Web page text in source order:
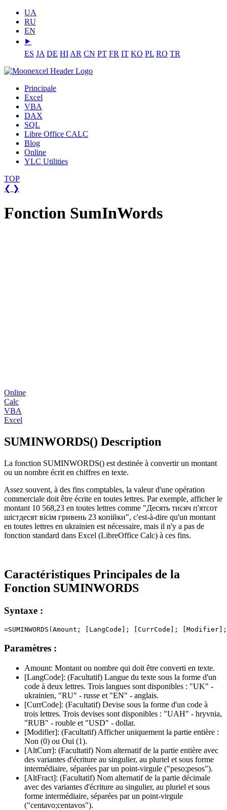
UA
RU
EN
⯈
ES JA DE HI AR CN PT FR IT KO PL RO TR
Principale
Excel
VBA
DAX
SQL
Libre Office CALC
Blog
Online
YLC Utilities
TOP
❮ ❯
Fonction SumInWords
Online
Calc
VBA
Excel
SUMINWORDS() Description
La fonction SUMINWORDS() est destinée à convertir un montant
ou un nombre écrit en chiffres en texte.
Assez souvent, à des fins comptables, la valeur d'une opération
commerciale doit être écrite en toutes lettres. Par exemple, afficher le
montant 10 568,23 en toutes lettres comme "Десять тисяч п'ятсот
шістдесят вісім гривень 23 копійки", c'est-à-dire qu'un montant
en toutes lettres en ukrainien est nécessaire, mais il n'y a pas de
fonction standard dans Excel (LibreOffice Calc) à ces fins.
Caractéristiques Principales de la
Fonction SUMINWORDS
Syntaxe :
Paramètres :
Amount: Montant ou nombre qui doit être converti en texte.
[LangCode]: (Facultatif) Langue du texte sous la forme d'un
code à deux lettres. Trois langues sont disponibles : "UK" -
ukrainien, "RU" - russe et "EN" - anglais.
[CurrCode]: (Facultatif) Devise sous la forme d'un code à
trois lettres. Trois devises sont disponibles : "UAH" - hryvnia,
"RUB" - rouble et "USD" - dollar.
[Modifier]: (Facultatif) Afficher uniquement la partie entière :
Non (0) ou Oui (1).
[AltCurr]: (Facultatif) Nom alternatif de la partie entière avec
des variantes d'écriture au singulier, au pluriel et sous forme
intermédiaire, séparées par un point-virgule ("peso;pesos").
[AltFract]: (Facultatif) Nom alternatif de la partie décimale
avec des variantes d'écriture au singulier, au pluriel et sous
forme intermédiaire, séparées par un point-virgule
("centavo;centavos").